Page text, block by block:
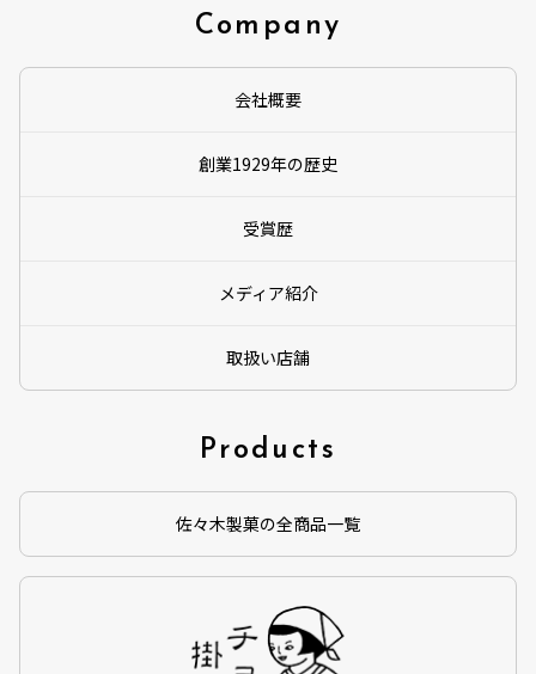
Company
会社概要
創業1929年の歴史
受賞歴
メディア紹介
取扱い店舗
Products
佐々木製菓の全商品一覧